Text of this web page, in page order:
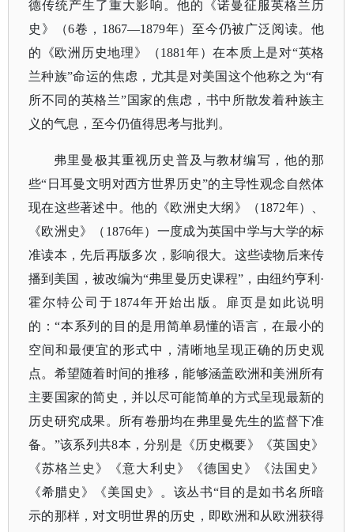
德传统产生了重大影响。他的《诺曼征服英格兰历
史》（6卷，1867—1879年）至今仍被广泛阅读。他
的《欧洲历史地理》（1881年）在本质上是对“英格
兰种族”命运的焦虑，尤其是对美国这个他称之为“有
所不同的英格兰”国家的焦虑，书中所散发着种族主
义的气息，至今仍值得思考与批判。
弗里曼极其重视历史普及与教材编写，他的那
些“日耳曼文明对西方世界历史”的主导性观念自然体
现在这些著述中。他的《欧洲史大纲》（1872年）、
《欧洲史》
（ 1876年）一度成为英国中学与大学的标
准读本，先后再版多次，影响很大。这些读物后来传
播到美国，被改编为“弗里曼历史课程”，由纽约亨利·
霍尔特公司于1874年开始出版。扉页是如此说明
的：“本系列的目的是用简单易懂的语言，在最小的
空间和最便宜的形式中，清晰地呈现正确的历史观
点。希望随着时间的推移，能够涵盖欧洲和美洲所有
主要国家的简史，并以尽可能简单的方式呈现最新的
历史研究成果。所有卷册均在弗里曼先生的监督下准
备。”该系列共8本，分别是《历史概要》《英国史》
《苏格兰史》《意大利史》《德国史》《法国史》
《希腊史》《美国史》。该丛书“目的是如书名所暗
示的那样，对文明世界的历史，即欧洲和从欧洲获得